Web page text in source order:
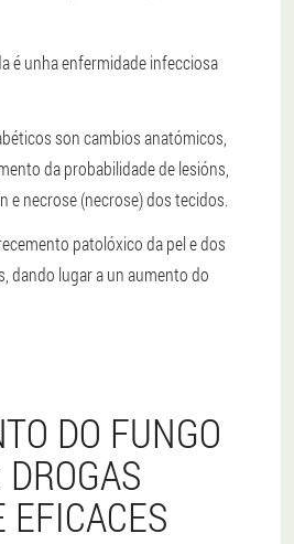
é unha enfermidade infecciosa
son cambios anatómicos,
da probabilidade de lesións,
e necrose (necrose) dos tecidos.
patolóxico da pel e dos
dando lugar a un aumento do
DO FUNGO
EFICACES